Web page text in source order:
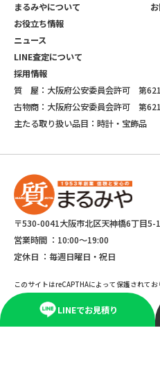
LINEでお見積り
まるみやについて
お役立ち情報
ニュース
LINE査定について
採用情報
質 屋：大阪府公安委員会許可 第
古物商：大阪府公安委員会許可 第
主たる取り扱い品目：時計・宝飾品
〒530-0041大阪市北区天神橋6丁目5-
営業時間 ： 10:00～19:00
定休日 ： 毎週日曜日・祝日
このサイトはreCAPTHAによって保護されて
規約が適応されます。